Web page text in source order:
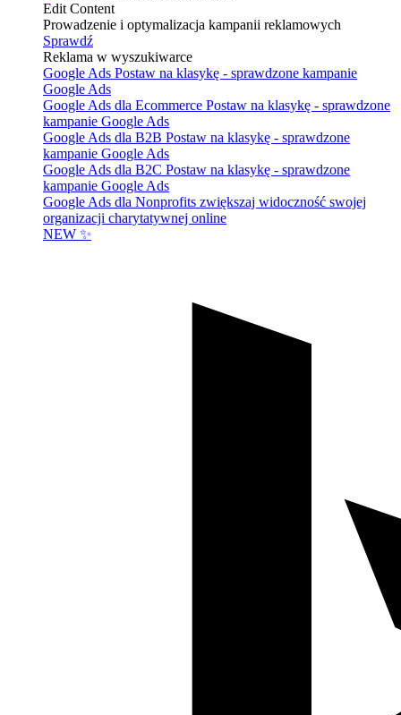
Edit Content
Prowadzenie i optymalizacja kampanii reklamowych
Sprawdź
Reklama w wyszukiwarce
Google Ads Postaw na klasykę - sprawdzone kampanie
Google Ads
Google Ads dla Ecommerce Postaw na klasykę - sprawdzone
kampanie Google Ads
Google Ads dla B2B Postaw na klasykę - sprawdzone
kampanie Google Ads
Google Ads dla B2C Postaw na klasykę - sprawdzone
kampanie Google Ads
Google Ads dla Nonprofits zwiększaj widoczność swojej
organizacji charytatywnej online
NEW ✨